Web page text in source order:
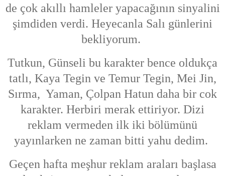
de çok akıllı hamleler yapacağının sinyalini
şimdiden verdi. Heyecanla Salı günlerini
bekliyorum.
Tutkun, Günseli bu karakter bence oldukça
tatlı, Kaya Tegin ve Temur Tegin, Mei Jin,
Sırma, Yaman, Çolpan Hatun daha bir cok
karakter. Herbiri merak ettiriyor. Dizi
reklam vermeden ilk iki bölümünü
yayınlarken ne zaman bitti yahu dedim.
Geçen hafta meşhur reklam araları başlasa